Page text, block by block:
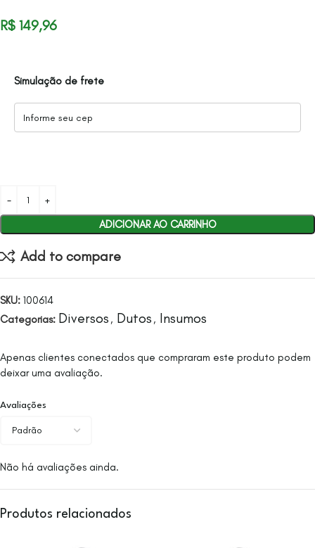
R$ 149,96
Simulação de frete
ADICIONAR AO CARRINHO
Add to compare
SKU: 100614
Categorias: Diversos , Dutos , Insumos
Avaliações
Não há avaliações ainda.
Apenas clientes conectados que compraram este produto podem
deixar uma avaliação.
Produtos relacionados